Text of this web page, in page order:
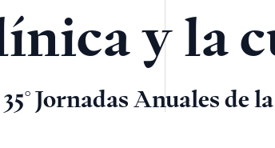
y la
35° Jornadas Anuales de